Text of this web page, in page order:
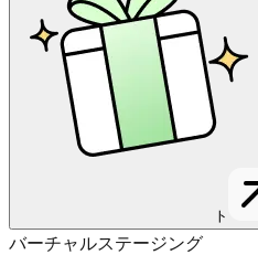
ト
バーチャルステージング